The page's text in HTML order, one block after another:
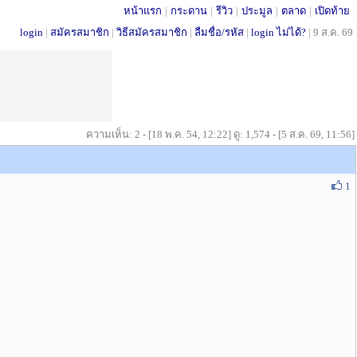
หน้าแรก | กระดาน | รีวิว | ประมูล | ตลาด | เปิดท้าย
login | สมัครสมาชิก | วิธีสมัครสมาชิก | ลืมชื่อ/รหัส | login ไม่ได้? | 9 ส.ค. 69
ความเห็น: 2 - [18 พ.ค. 54, 12:22] ดู: 1,574 - [5 ส.ค. 69, 11:56]
1